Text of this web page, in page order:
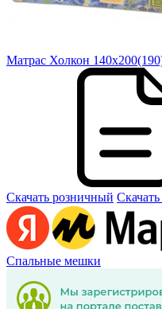
Матрас Холкон
Скачать розничный
Спальные мешки